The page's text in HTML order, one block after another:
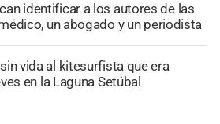
identificar a los autores de las
un abogado y un periodista
vida al kitesurfista que era
en la Laguna Setúbal